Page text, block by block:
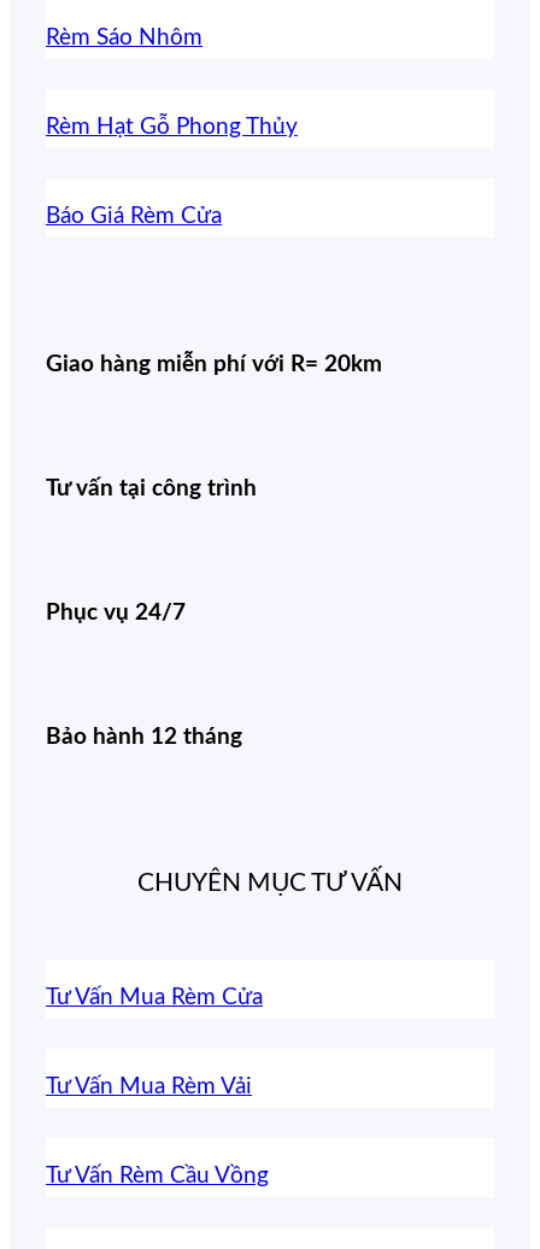
Rèm Sáo Nhôm
Rèm Hạt Gỗ Phong Thủy
Báo Giá Rèm Cửa
Giao hàng miễn phí với R= 20km
Tư vấn tại công trình
Phục vụ 24/7
Bảo hành 12 tháng
CHUYÊN MỤC TƯ VẤN
Tư Vấn Mua Rèm Cửa
Tư Vấn Mua Rèm Vải
Tư Vấn Rèm Cầu Vồng